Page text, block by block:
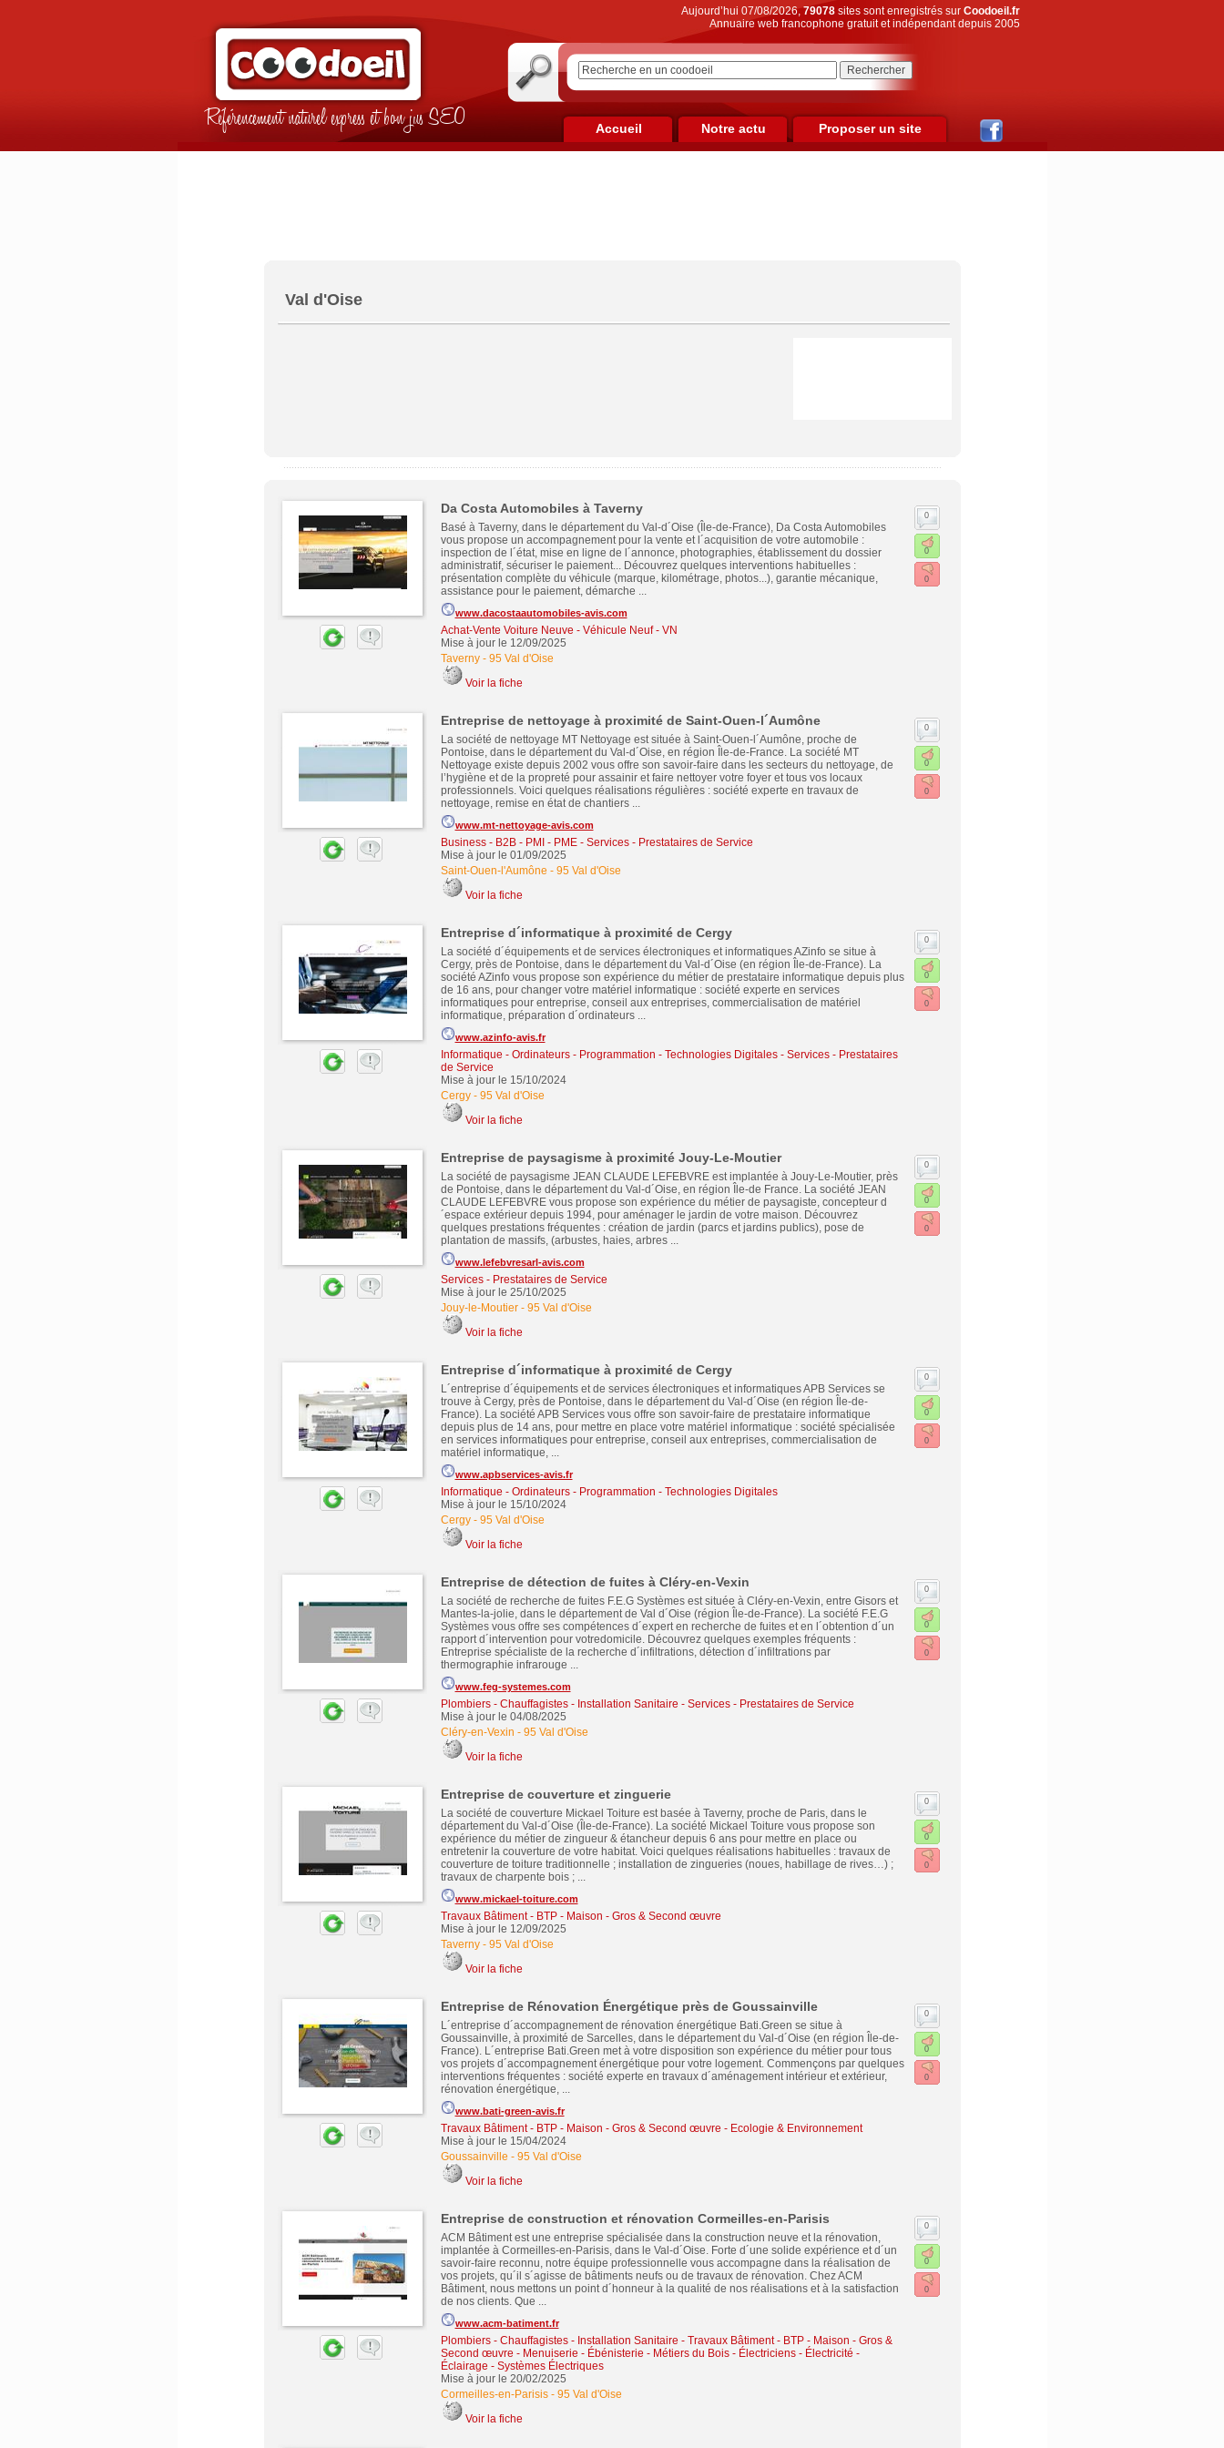
Référencement naturel express et bon jus SEO
Aujourd’hui 07/08/2026,79078sites sont enregistrés sur Coodoeil.fr
Annuaire web francophone gratuit et indépendant depuis 2005
Accueil Notre actu Proposer un site
Val d'Oise
Da Costa Automobiles à Taverny
Basé à Taverny, dans le département du Val-d´Oise (Île-de-France), Da Costa Automobiles
vous propose un accompagnement pour la vente et l´acquisition de votre automobile :
inspection de l´état, mise en ligne de l´annonce, photographies, établissement du dossier
administratif, sécuriser le paiement... Découvrez quelques interventions habituelles :
présentation complète du véhicule (marque, kilométrage, photos...), garantie mécanique,
assistance pour le paiement, démarche ...
www.dacostaautomobiles-avis.com
Achat-Vente Voiture Neuve - Véhicule Neuf - VN
Mise à jour le 12/09/2025
Taverny- 95 Val d'Oise
Voir la fiche
0
0
0
Entreprise de nettoyage à proximité de Saint-Ouen-l´Aumône
La société de nettoyage MT Nettoyage est située à Saint-Ouen-l´Aumône, proche de
Pontoise, dans le département du Val-d´Oise, en région Île-de-France. La société MT
Nettoyage existe depuis 2002 vous offre son savoir-faire dans les secteurs du nettoyage, de
l’hygiène et de la propreté pour assainir et faire nettoyer votre foyer et tous vos locaux
professionnels. Voici quelques réalisations régulières : société experte en travaux de
nettoyage, remise en état de chantiers ...
www.mt-nettoyage-avis.com
Business - B2B - PMI - PME- Services - Prestataires de Service
Mise à jour le 01/09/2025
Saint-Ouen-l'Aumône - 95 Val d'Oise
Voir la fiche
0
0
0
Entreprise d´informatique à proximité de Cergy
La société d´équipements et de services électroniques et informatiques AZinfo se situe à
Cergy, près de Pontoise, dans le département du Val-d´Oise (en région Île-de-France). La
société AZinfo vous propose son expérience du métier de prestataire informatique depuis plus
de 16 ans, pour changer votre matériel informatique : société experte en services
informatiques pour entreprise, conseil aux entreprises, commercialisation de matériel
informatique, préparation d´ordinateurs ...
www.azinfo-avis.fr
Informatique - Ordinateurs - Programmation - Technologies Digitales- Services - Prestataires
de Service
Mise à jour le 15/10/2024
Cergy- 95 Val d'Oise
Voir la fiche
0
0
0
Entreprise de paysagisme à proximité Jouy-Le-Moutier
La société de paysagisme JEAN CLAUDE LEFEBVRE est implantée à Jouy-Le-Moutier, près
de Pontoise, dans le département du Val-d´Oise, en région Île-de France. La société JEAN
CLAUDE LEFEBVRE vous propose son expérience du métier de paysagiste, concepteur d
´espace extérieur depuis 1994, pour aménager le jardin de votre maison. Découvrez
quelques prestations fréquentes : création de jardin (parcs et jardins publics), pose de
plantation de massifs, (arbustes, haies, arbres ...
www.lefebvresarl-avis.com
Services - Prestataires de Service
Mise à jour le 25/10/2025
Jouy-le-Moutier- 95 Val d'Oise
Voir la fiche
0
0
0
Entreprise d´informatique à proximité de Cergy
L´entreprise d´équipements et de services électroniques et informatiques APB Services se
trouve à Cergy, près de Pontoise, dans le département du Val-d´Oise (en région Île-de-
France). La société APB Services vous offre son savoir-faire de prestataire informatique
depuis plus de 14 ans, pour mettre en place votre matériel informatique : société spécialisée
en services informatiques pour entreprise, conseil aux entreprises, commercialisation de
matériel informatique, ...
www.apbservices-avis.fr
Informatique - Ordinateurs - Programmation - Technologies Digitales
Mise à jour le 15/10/2024
Cergy- 95 Val d'Oise
Voir la fiche
0
0
0
Entreprise de détection de fuites à Cléry-en-Vexin
La société de recherche de fuites F.E.G Systèmes est située à Cléry-en-Vexin, entre Gisors et
Mantes-la-jolie, dans le département de Val d´Oise (région Île-de-France). La société F.E.G
Systèmes vous offre ses compétences d´expert en recherche de fuites et en l´obtention d´un
rapport d´intervention pour votredomicile. Découvrez quelques exemples fréquents :
Entreprise spécialiste de la recherche d´infiltrations, détection d´infiltrations par
thermographie infrarouge ...
www.feg-systemes.com
Plombiers - Chauffagistes - Installation Sanitaire - Services - Prestataires de Service
Mise à jour le 04/08/2025
Cléry-en-Vexin - 95 Val d'Oise
Voir la fiche
0
0
0
Entreprise de couverture et zinguerie
La société de couverture Mickael Toiture est basée à Taverny, proche de Paris, dans le
département du Val-d´Oise (Île-de-France). La société Mickael Toiture vous propose son
expérience du métier de zingueur & étancheur depuis 6 ans pour mettre en place ou
entretenir la couverture de votre habitat. Voici quelques réalisations habituelles : travaux de
couverture de toiture traditionnelle ; installation de zingueries (noues, habillage de rives…) ;
travaux de charpente bois ; ...
www.mickael-toiture.com
Travaux Bâtiment - BTP - Maison - Gros & Second œuvre
Mise à jour le 12/09/2025
Taverny- 95 Val d'Oise
Voir la fiche
0
0
0
Entreprise de Rénovation Énergétique près de Goussainville
L´entreprise d´accompagnement de rénovation énergétique Bati.Green se situe à
Goussainville, à proximité de Sarcelles, dans le département du Val-d´Oise (en région Île-de-
France). L´entreprise Bati.Green met à votre disposition son expérience du métier pour tous
vos projets d´accompagnement énergétique pour votre logement. Commençons par quelques
interventions fréquentes : société experte en travaux d´aménagement intérieur et extérieur,
rénovation énergétique, ...
www.bati-green-avis.fr
Travaux Bâtiment - BTP - Maison - Gros & Second œuvre - Ecologie & Environnement
Mise à jour le 15/04/2024
Goussainville - 95 Val d'Oise
Voir la fiche
0
0
0
Entreprise de construction et rénovation Cormeilles-en-Parisis
ACM Bâtiment est une entreprise spécialisée dans la construction neuve et la rénovation,
implantée à Cormeilles-en-Parisis, dans le Val-d´Oise. Forte d´une solide expérience et d´un
savoir-faire reconnu, notre équipe professionnelle vous accompagne dans la réalisation de
vos projets, qu´il s´agisse de bâtiments neufs ou de travaux de rénovation. Chez ACM
Bâtiment, nous mettons un point d´honneur à la qualité de nos réalisations et à la satisfaction
de nos clients. Que ...
www.acm-batiment.fr
Plombiers - Chauffagistes - Installation Sanitaire - Travaux Bâtiment - BTP - Maison - Gros &
Second œuvre - Menuiserie - Ébénisterie - Métiers du Bois- Électriciens - Électricité -
Éclairage - Systèmes Électriques
Mise à jour le 20/02/2025
Cormeilles-en-Parisis- 95 Val d'Oise
Voir la fiche
0
0
0